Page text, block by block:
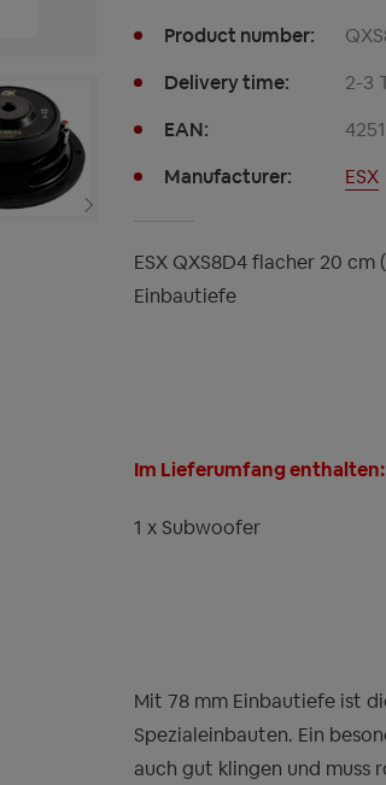
Product number:
Delivery time:
2-3
EAN:
Manufacturer:
ESX
ESX QXS8D4 flacher 20
Einbautiefe
Im Lieferumfang enthalten:
1 x Subwoofer
Mit 78 mm Einbautiefe ist
Spezialeinbauten. Ein
auch gut klingen und muss